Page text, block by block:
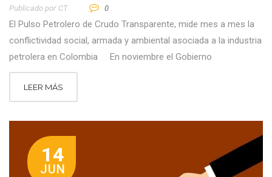
Publicado por CT 0
El Pulso Petrolero de Crudo Transparente, mide mes a mes la
conflictividad social, armada y ambiental asociada a la industria
petrolera en Colombia En noviembre el Gobierno
LEER MÁS
14
JUN